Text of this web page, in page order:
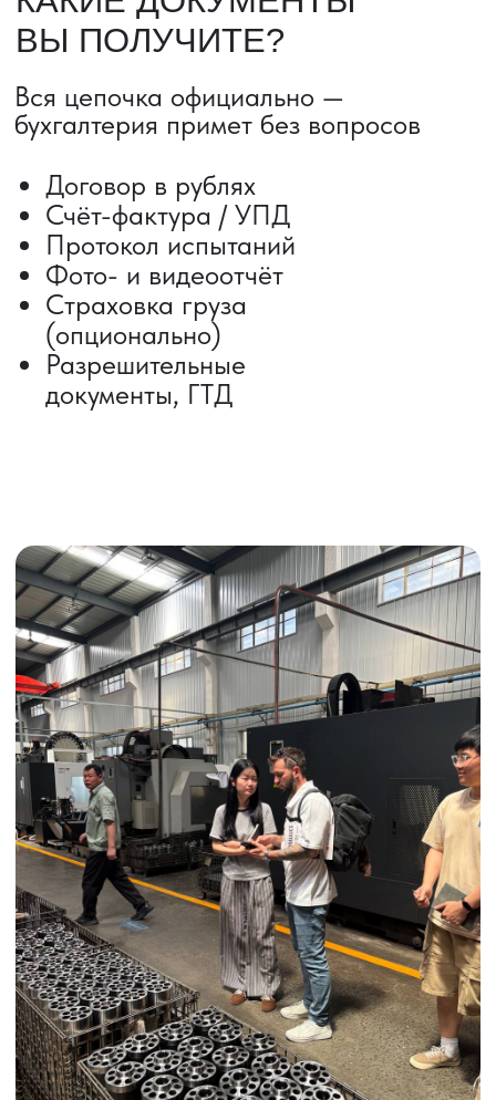
ВЫКУП ТОВАРОВ ИЗ КИТАЯ
Выкуп от 1 000 000 ₽
ИНДИВИДУАЛЬНЫЕ УСЛУГИ
Выгодные условия
Сертификация грузов
Консолидация грузов
Сопровождение грузов
Таможенное оформление
Страхование груза
Временное хранение
Организация производства
Проверка качества товара
Оплата и переговоры
с поставщиком
Инспекция поставщика
Товары для маркетплейсов
Получить консультацию
Получить консультацию
Сроки от 5 дней
Авиадоставка
Мультимодальные перевозки
Железнодорожные перевозки
Автогрузоперевозки
Негабаритные грузоперевозки
Доставка образцов
Получить консультацию